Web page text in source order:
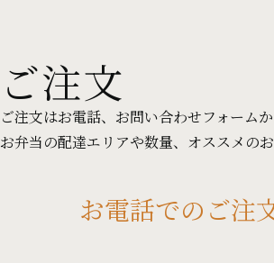
ご注文
ご注文はお電話、お問い合わせフォーム
お弁当の配達エリアや数量、オススメの
お電話でのご注